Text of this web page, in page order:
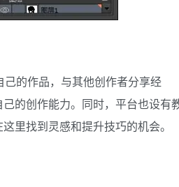
的作品，与其他创作者分享经
的创作能力。同时，平台也设有
里找到灵感和提升技巧的机会。